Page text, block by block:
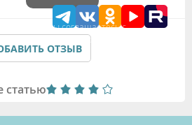
формы Вы соглашаетесь с
персональных данных
ОТЗЫВ
статью